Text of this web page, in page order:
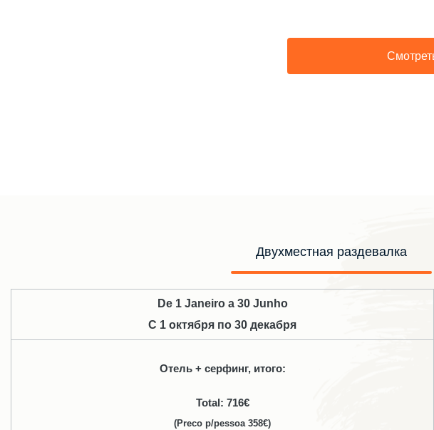
Двухместная раздевалка
De 1 Janeiro a 30 Junho
С 1 октября по 30 декабря
Отель + серфинг, итого:
Total: 716€
(Preco p/pessoa 358€)